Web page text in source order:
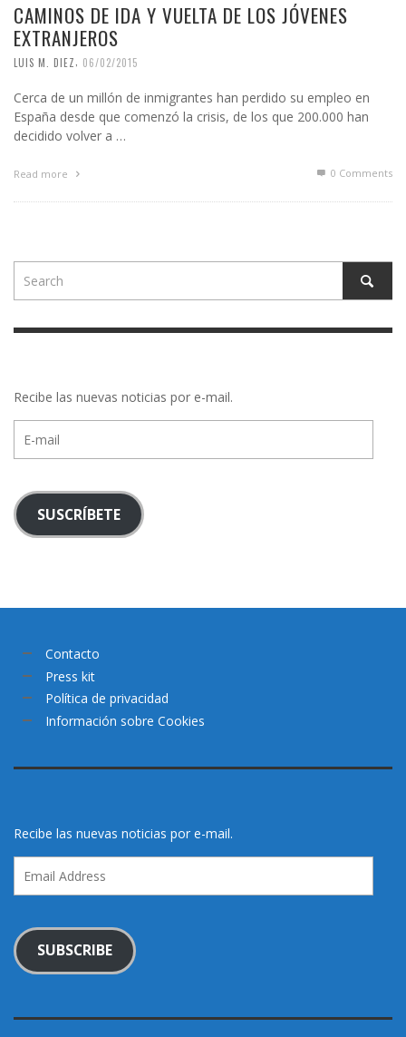
CAMINOS DE IDA Y VUELTA DE LOS JÓVENES
EXTRANJEROS
LUIS M. DIEZ, 06/02/2015
Cerca de un millón de inmigrantes han perdido su empleo en
España desde que comenzó la crisis, de los que 200.000 han
decidido volver a …
Read more 0 Comments
Recibe las nuevas noticias por e-mail.
mail
SUSCRÍBETE
Contacto
Press kit
Política de privacidad
Información sobre Cookies
Recibe las nuevas noticias por e-mail.
Address
SUBSCRIBE